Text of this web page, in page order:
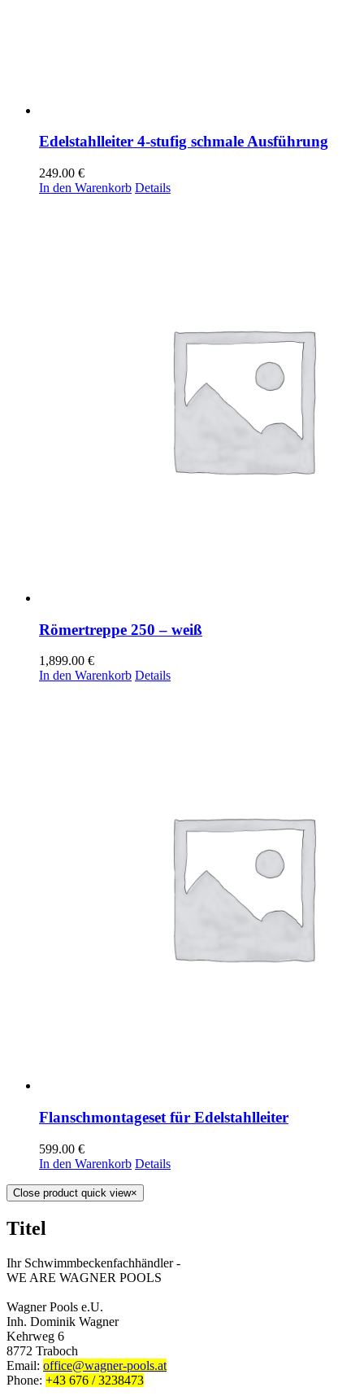
Edelstahlleiter 4-stufig schmale Ausführung
249.00 €
In den Warenkorb Details
Römertreppe 250 – weiß
1,899.00 €
In den Warenkorb Details
Flanschmontageset für Edelstahlleiter
599.00 €
In den Warenkorb Details
Close product quick view×
Titel
Ihr Schwimmbeckenfachhändler -
WE ARE WAGNER POOLS
Wagner Pools e.U.
Inh. Dominik Wagner
Kehrweg 6
8772 Traboch
Email: office@wagner-pools.at
Phone: +43 676 / 3238473